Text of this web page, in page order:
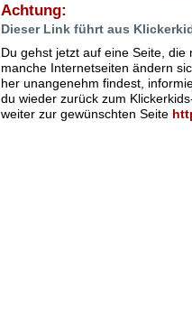
Achtung:
Dieser Link führt aus
Du gehst jetzt auf eine Seite,
manche Internetseiten ändern
her unangenehm findest,
du wieder zurück zum
weiter zur gewünschten Seite